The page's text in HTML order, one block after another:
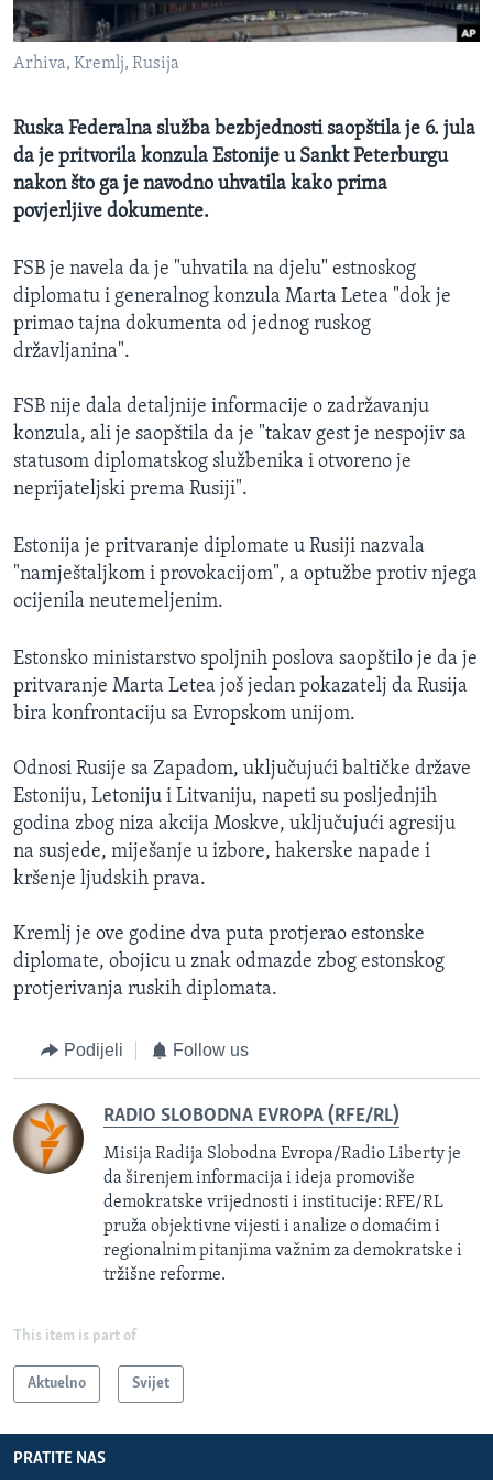
MAGAZIN
O GLASU AMERIKE
Learning English
PRATITE NAS
Jezici
Arhiva, Kremlj, Rusija
Ruska Federalna služba bezbjednosti saopštila je 6. jula
da je pritvorila konzula Estonije u Sankt Peterburgu
nakon što ga je navodno uhvatila kako prima
povjerljive dokumente.
FSB je navela da je "uhvatila na djelu" estnoskog
diplomatu i generalnog konzula Marta Letea "dok je
primao tajna dokumenta od jednog ruskog
državljanina".
FSB nije dala detaljnije informacije o zadržavanju
konzula, ali je saopštila da je "takav gest je nespojiv sa
statusom diplomatskog službenika i otvoreno je
neprijateljski prema Rusiji".
Estonija je pritvaranje diplomate u Rusiji nazvala
"namještaljkom i provokacijom", a optužbe protiv njega
ocijenila neutemeljenim.
Estonsko ministarstvo spoljnih poslova saopštilo je da je
pritvaranje Marta Letea još jedan pokazatelj da Rusija
bira konfrontaciju sa Evropskom unijom.
Odnosi Rusije sa Zapadom, uključujući baltičke države
Estoniju, Letoniju i Litvaniju, napeti su posljednjih
godina zbog niza akcija Moskve, uključujući agresiju
na susjede, miješanje u izbore, hakerske napade i
kršenje ljudskih prava.
Kremlj je ove godine dva puta protjerao estonske
diplomate, obojicu u znak odmazde zbog estonskog
protjerivanja ruskih diplomata.
Podijeli Follow us
RADIO SLOBODNA EVROPA (RFE/RL)
Misija Radija Slobodna Evropa/Radio Liberty je
da širenjem informacija i ideja promoviše
demokratske vrijednosti i institucije: RFE/RL
pruža objektivne vijesti i analize o domaćim i
regionalnim pitanjima važnim za demokratske i
tržišne reforme.
This item is part of
Aktuelno Svijet
PRATITE NAS